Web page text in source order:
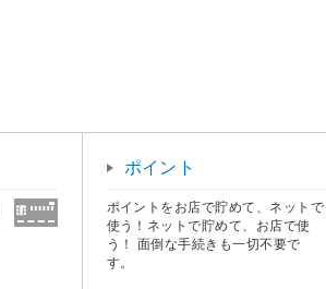
ポイント
ポイントをお店で貯めて、ネットで
使う！ネットで貯めて、お店で使
う！ 面倒な手続きも一切不要で
す。